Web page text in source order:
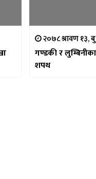
२०७८ श्रावण १३,
गण्डकी र
शपथ